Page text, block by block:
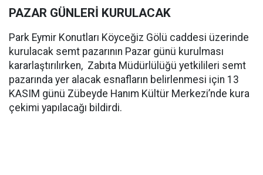
PAZAR GÜNLERİ KURULACAK
Park Eymir Konutları Köyceğiz Gölü caddesi üzerinde
kurulacak semt pazarının Pazar günü kurulması
kararlaştırılırken, Zabıta Müdürlülüğü yetkilileri semt
pazarında yer alacak esnafların belirlenmesi için 13
KASIM günü Zübeyde Hanım Kültür Merkezi’nde kura
çekimi yapılacağı bildirdi.